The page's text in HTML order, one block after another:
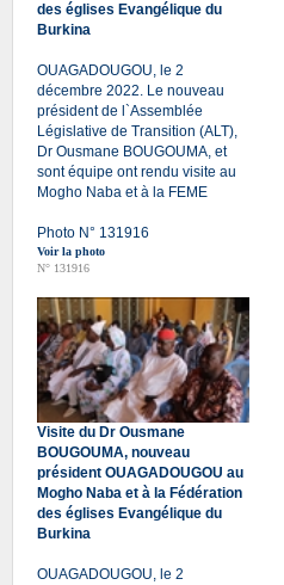
des églises Evangélique du
Burkina
OUAGADOUGOU, le 2
décembre 2022. Le nouveau
président de l`Assemblée
Législative de Transition (ALT),
Dr Ousmane BOUGOUMA, et
sont équipe ont rendu visite au
Mogho Naba et à la FEME
Photo N° 131916
Voir la photo
N° 131916
Visite du Dr Ousmane
BOUGOUMA, nouveau
président OUAGADOUGOU au
Mogho Naba et à la Fédération
des églises Evangélique du
Burkina
OUAGADOUGOU, le 2